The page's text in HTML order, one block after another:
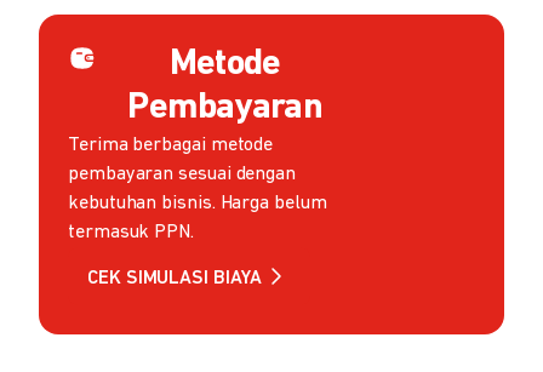
Metode
Pembayaran
Terima berbagai metode
pembayaran sesuai dengan
kebutuhan bisnis. Harga belum
termasuk PPN.
CEK SIMULASI BIAYA